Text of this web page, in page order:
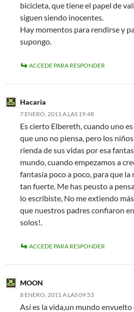
bicicleta, que tiene el papel de
siguen siendo inocentes.
Hay momentos para rendirse y
supongo.
ACCEDE PARA RESPONDER
Hacaria
7 ENERO, 2011 A LAS 19:48
Es cierto Elbereth, cuando uno
que uno no piensa, pero los
rienda de sus vidas por esa
mundo, cuando empezamos a
fantasía poco a poco, para que
tan fuerte. Me has peusto a
lo escribiste, No me extiendo
que nuestros padres confiaron
solos!.
ACCEDE PARA RESPONDER
MOON
8 ENERO, 2011 A LAS 09:53
Así es la vida,un mundo